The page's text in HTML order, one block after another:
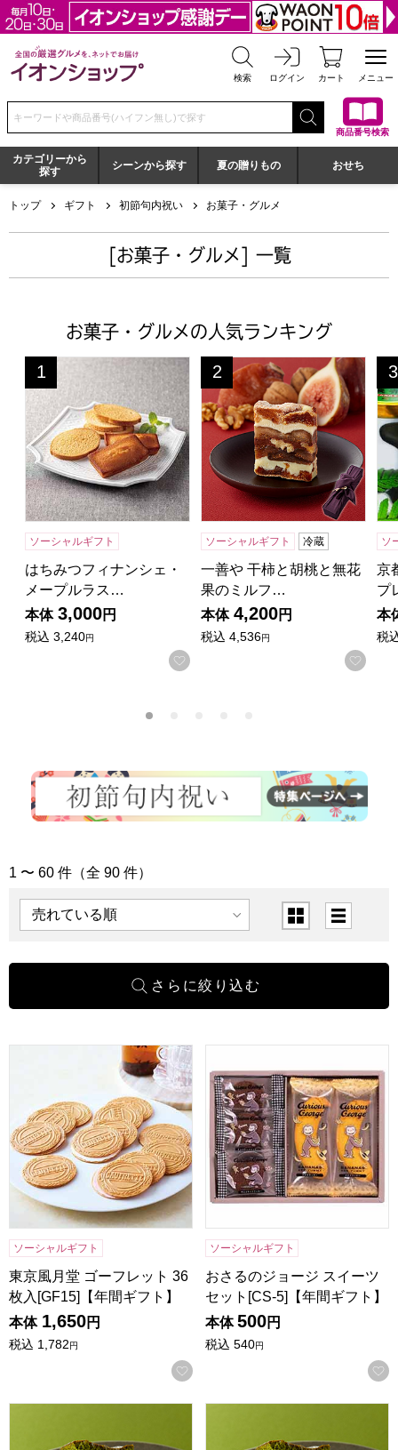
全国の厳選グルメを、ネットでお届け イオンショップ
検索 ログイン カート メニュー
検索キーワードまたは商品番号を入力してください
商品番号検索
カテゴリーから
探す
シーンから探す 夏の贈りもの おせち
トップ ギフト 初節句内祝い お菓子・グルメ
[お菓子・グルメ] 一覧
お菓子・グルメの人気ランキング
はちみつフィナンシェ・メープルラスク【年間ギフト】
1
位
ソーシャルギフト
はちみつフィナンシェ・
メープルラス…
本体 3,000円
税込 3,240円
お気に入りに登録する
一善や 干柿と胡桃と無花果
2
位
ソーシャルギフト 冷蔵
一善や 干柿と胡桃と無花
果のミルフ…
本体 4,200円
税込 4,536円
お気
3
位
ソ
京
プ
本
税
「お菓子・グルメ」の商品一覧
1 〜 60 件（全 90 件）
表示順 表示切替
東京風月堂 ゴーフレット 36枚入[GF15]【年間ギフト】
ソーシャルギフト
東京風月堂 ゴーフレット 36
枚入[GF15]【年間ギフト】
本体 1,650円
税込 1,782円
お気に入りに登録する
ソーシャルギフト
おさるのジョージ スイーツ
セット[CS-5]【年間ギフト】
本体 500円
税込 540円